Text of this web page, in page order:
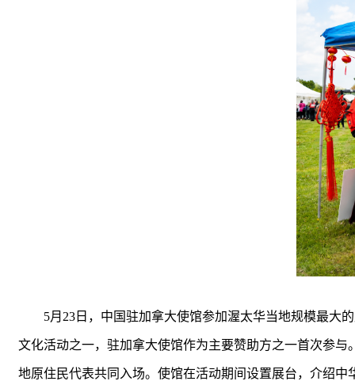
5月23日，中国驻加拿大使馆参加渥太华当地规模最大
文化活动之一，驻加拿大使馆作为主要赞助方之一首次参
地原住民代表共同入场。使馆在活动期间设置展台，介绍